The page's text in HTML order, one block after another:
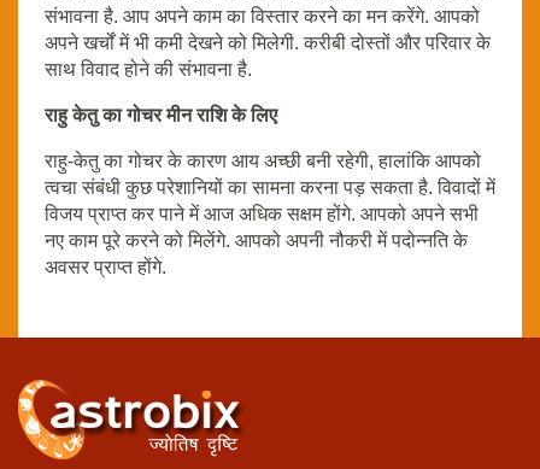
संभावना है. आप अपने काम का विस्तार करने का मन करेंगे. आपको
अपने खर्चों में भी कमी देखने को मिलेगी. करीबी दोस्तों और परिवार के
साथ विवाद होने की संभावना है.
राहु केतु का गोचर मीन राशि के लिए
राहु-केतु का गोचर के कारण आय अच्छी बनी रहेगी, हालांकि आपको
त्वचा संबंधी कुछ परेशानियों का सामना करना पड़ सकता है. विवादों में
विजय प्राप्त कर पाने में आज अधिक सक्षम होंगे. आपको अपने सभी
नए काम पूरे करने को मिलेंगे. आपको अपनी नौकरी में पदोन्नति के
अवसर प्राप्त होंगे.